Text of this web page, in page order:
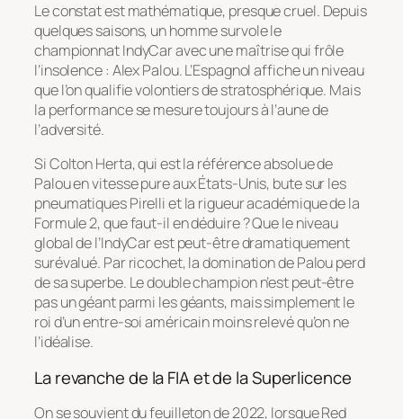
Le constat est mathématique, presque cruel. Depuis
quelques saisons, un homme survole le
championnat IndyCar avec une maîtrise qui frôle
l’insolence : Alex Palou. L’Espagnol affiche un niveau
que l’on qualifie volontiers de stratosphérique. Mais
la performance se mesure toujours à l’aune de
l’adversité.
Si Colton Herta, qui est la référence absolue de
Palou en vitesse pure aux États-Unis, bute sur les
pneumatiques Pirelli et la rigueur académique de la
Formule 2, que faut-il en déduire ? Que le niveau
global de l’IndyCar est peut-être dramatiquement
surévalué. Par ricochet, la domination de Palou perd
de sa superbe. Le double champion n’est peut-être
pas un géant parmi les géants, mais simplement le
roi d’un entre-soi américain moins relevé qu’on ne
l’idéalise.
La revanche de la FIA et de la Superlicence
On se souvient du feuilleton de 2022, lorsque Red